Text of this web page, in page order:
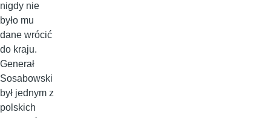
nigdy nie
było mu
dane wrócić
do kraju.
Generał
Sosabowski
był jednym z
polskich